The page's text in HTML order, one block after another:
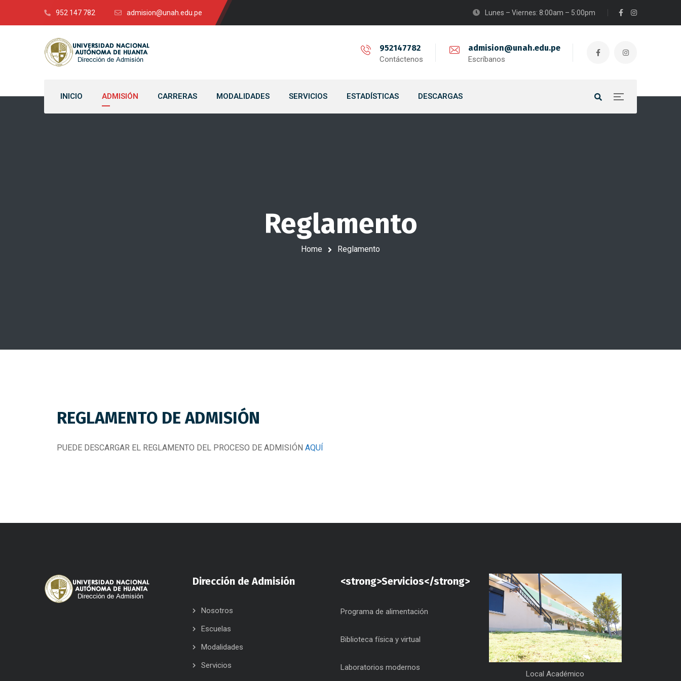
952 147 782 admision@unah.edu.pe Lunes – Viernes: 8:00am – 5:00pm
952147782
Contáctenos
admision@unah.edu.pe
Escríbanos
INICIO ADMISIÓN CARRERAS MODALIDADES SERVICIOS ESTADÍSTICAS DESCARGAS
Reglamento
Home Reglamento
REGLAMENTO DE ADMISIÓN
PUEDE DESCARGAR EL REGLAMENTO DEL PROCESO DE ADMISIÓN AQUÍ
Dirección de Admisión
Nosotros
Escuelas
Modalidades
Servicios
<strong>Servicios</strong>
Programa de alimentación
Biblioteca física y virtual
Laboratorios modernos
Local Académico